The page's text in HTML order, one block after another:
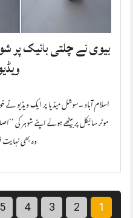
بیوی نے چلتی بائیک پر
اسلام آباد ۔سوشل میڈیا پر ایک ویڈیو
موٹر سائیکل پر بیٹھے ہوئے اپنے شوہر کی
وہ بھی
1
2
3
4
5